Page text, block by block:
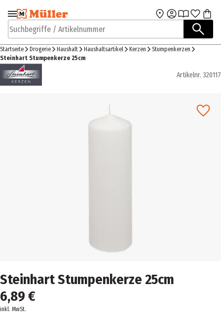
Zur Navigation
springen
Zum Hauptinhalt
Suchbegriffe / Artikelnummer
Startseite Drogerie Haushalt Haushaltsartikel Kerzen
Stumpenkerzen
Steinhart Stumpenkerze 25cm
Artikelnr. 320117
Steinhart Stumpenkerze 25cm
6,89 €
inkl. MwSt.